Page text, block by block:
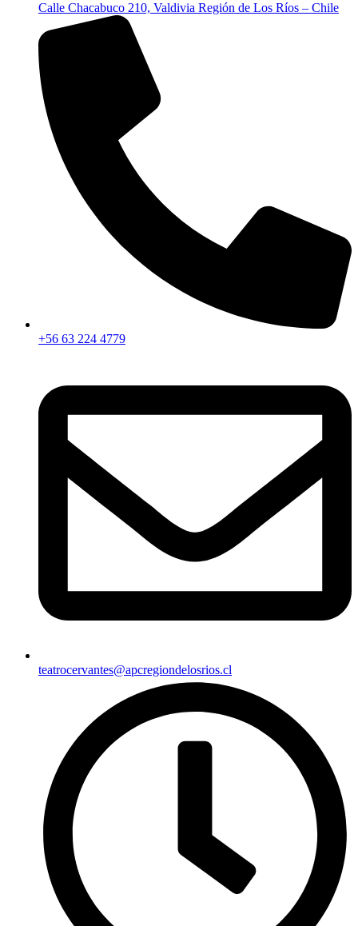
Calle Chacabuco 210, Valdivia Región de Los Ríos – Chile
+56 63 224 4779
teatrocervantes@apcregiondelosrios.cl